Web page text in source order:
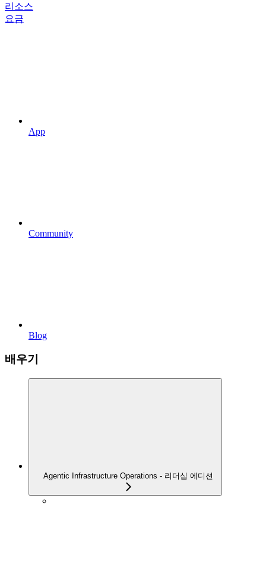
리소스
요금
App
Community
Blog
배우기
Agentic Infrastructure Operations - 리더십 에디션